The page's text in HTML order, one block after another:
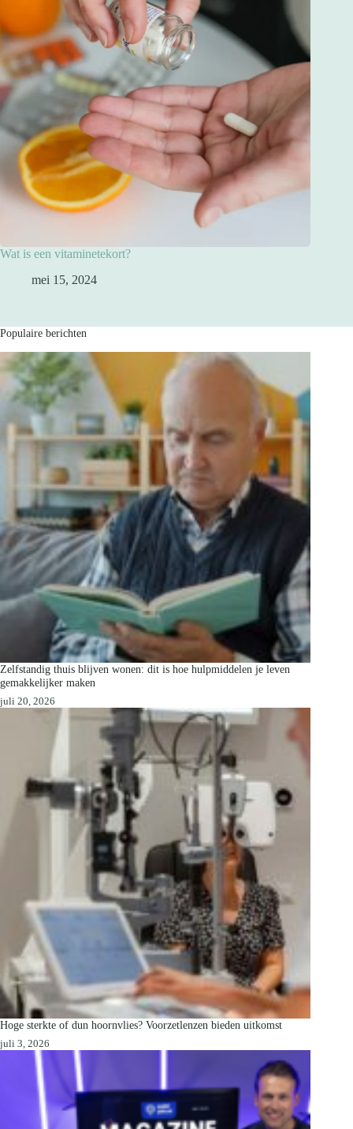
Wat is een vitaminetekort?
mei 15, 2024
Populaire berichten
Zelfstandig thuis blijven wonen: dit is hoe hulpmiddelen je leven
gemakkelijker maken
juli 20, 2026
Hoge sterkte of dun hoornvlies? Voorzetlenzen bieden uitkomst
juli 3, 2026